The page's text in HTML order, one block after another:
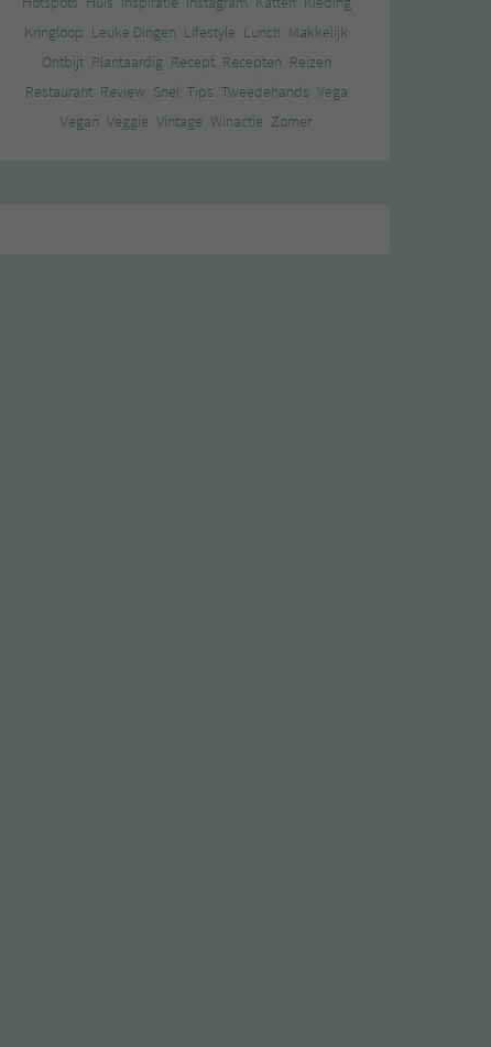
Kringloop Leuke Dingen Lifestyle Lunch Makkelijk
Ontbijt Plantaardig Recept Recepten Reizen
Restaurant Review Snel Tips Tweedehands Vega
Vegan Veggie Vintage Winactie Zomer